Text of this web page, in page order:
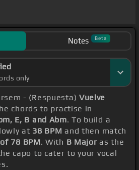
Notes Beta
only
- (Respuesta) Vuelve
chords to practise in
E, B and Abm. To build a
at 38 BPM and then match
78 BPM. With B Major as the
capo to cater to your vocal